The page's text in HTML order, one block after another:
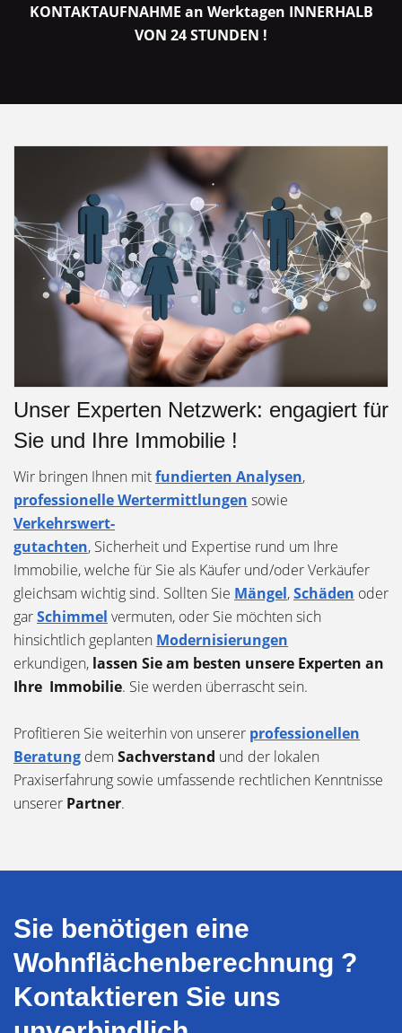
KONTAKTAUFNAHME an Werktagen INNERHALB
VON 24 STUNDEN !
Unser Experten Netzwerk: engagiert für
Sie und Ihre Immobilie !
Wir bringen Ihnen mitfundierten Analysen,
professionelle Wertermittlungen sowie
Verkehrswert-
gutachten, Sicherheit und Expertise rund um Ihre
Immobilie, welche für Sie als Käufer und/oder Verkäufer
gleichsam wichtig sind. Sollten Sie Mängel,Schäden oder
garSchimmel vermuten, oder Sie möchten sich
hinsichtlich geplanten Modernisierungen
erkundigen, lassen Sie am besten unsere Experten an
Ihre Immobilie. Sie werden überrascht sein.
Profitieren Sie weiterhin von unserer professionellen
Beratung dem Sachverstand und der lokalen
Praxiserfahrung sowie umfassende rechtlichen Kenntnisse
unserer Partner.
Sie benötigen eine
Wohnflächenberechnung ?
Kontaktieren Sie uns